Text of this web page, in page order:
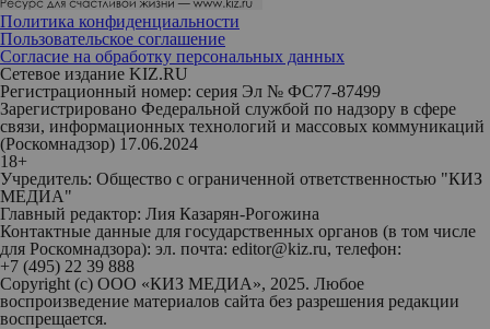
Политика конфиденциальности
Пользовательское соглашение
Согласие на обработку персональных данных
Сетевое издание KIZ.RU
Регистрационный номер: серия Эл № ФС77-87499
Зарегистрировано Федеральной службой по надзору в сфере
связи, информационных технологий и массовых коммуникаций
(Роскомнадзор) 17.06.2024
18+
Учредитель: Общество с ограниченной ответственностью "КИЗ
МЕДИА"
Главный редактор: Лия Казарян-Рогожина
Контактные данные для государственных органов (в том числе
для Роскомнадзора): эл. почта: editor@kiz.ru, телефон:
+7 (495) 22 39 888
Copyright (с) ООО «КИЗ МЕДИА», 2025. Любое
воспроизведение материалов сайта без разрешения редакции
воспрещается.